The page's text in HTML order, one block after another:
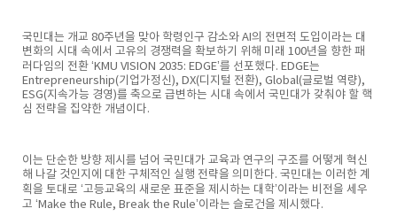
국민대는 개교 80주년을 맞아 학령인구 감소와 AI의 전면적 도입이라는 대
변화의 시대 속에서 고유의 경쟁력을 확보하기 위해 미래 100년을 향한 패
러다임의 전환 ‘KMU VISION 2035: EDGE’를 선포했다. EDGE는
Entrepreneurship(기업가정신), DX(디지털 전환), Global(글로벌 역량),
ESG(지속가능 경영)를 축으로 급변하는 시대 속에서 국민대가 갖춰야 할 핵
심 전략을 집약한 개념이다.
이는 단순한 방향 제시를 넘어 국민대가 교육과 연구의 구조를 어떻게 혁신
해 나갈 것인지에 대한 구체적인 실행 전략을 의미한다. 국민대는 이러한 계
획을 토대로 ‘고등교육의 새로운 표준을 제시하는 대학’이라는 비전을 세우
고 ‘Make the Rule, Break the Rule’이라는 슬로건을 제시했다.